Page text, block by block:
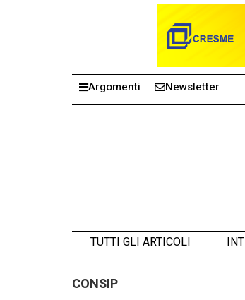
Argomenti Newsletter
TUTTI GLI ARTICOLI
CONSIP